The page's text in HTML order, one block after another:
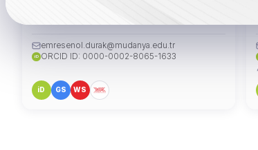
emresenol.durak@mudanya.edu.tr
iD ORCID ID: 0000-0002-8065-1633
iD GS WS